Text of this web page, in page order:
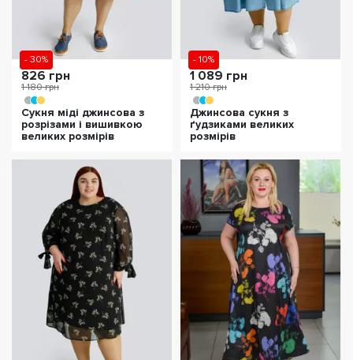
- 30%
826 грн
1 180 грн
Сукня міді джинсова з
розрізами і вишивкою
великих розмірів
- 10%
1 089 грн
1 210 грн
Джинсова сукня з
ґудзиками великих
розмірів